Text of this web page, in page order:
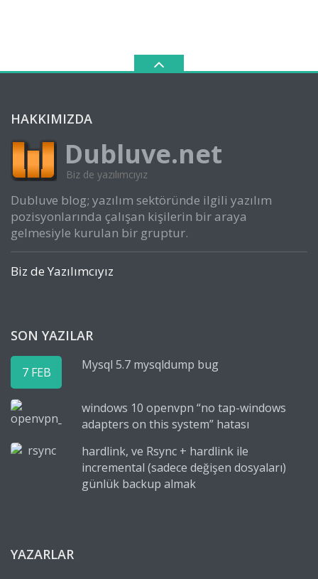
HAKKIMIZDA
Dubluve.net
Biz de yazılımcıyız
Dubluve blog; yazılım sektöründe ilgili yazılım
pozisyonlarında çalışan kişilerin bir araya
gelmesiyle kurulan bir gruptur.
Biz de Yazılımcıyız
SON YAZILAR
7 FEB Mysql 5.7 mysqldump bug
windows 10 openvpn “no tap-windows
adapters on this system” hatası
hardlink, ve Rsync + hardlink ile
incremental (sadece değişen dosyaları)
günlük backup almak
YAZARLAR